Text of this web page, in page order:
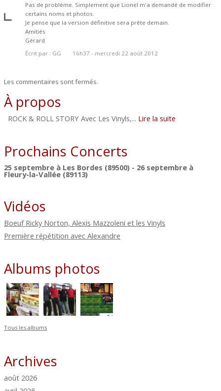
Pas de problème. Simplement que Lionel m'a demandé de modifier
certains noms et photos.
Je pense que la version définitive sera prête demain.
Amitiés
Gérard
Écrit par : GG 16h37 - mercredi 22 août 2012
Les commentaires sont fermés.
À propos
ROCK & ROLL STORY Avec Les Vinyls,... Lire la suite
Prochains Concerts
25 septembre à Les Bordes (89500) - 26 septembre à
Fleury-la-Vallée (89113)
Vidéos
Boeuf Ricky Norton, Alexis Mazzoleni et les Vinyls
Première répétition avec Alexandre
Albums photos
Tous les albums
Archives
août 2026